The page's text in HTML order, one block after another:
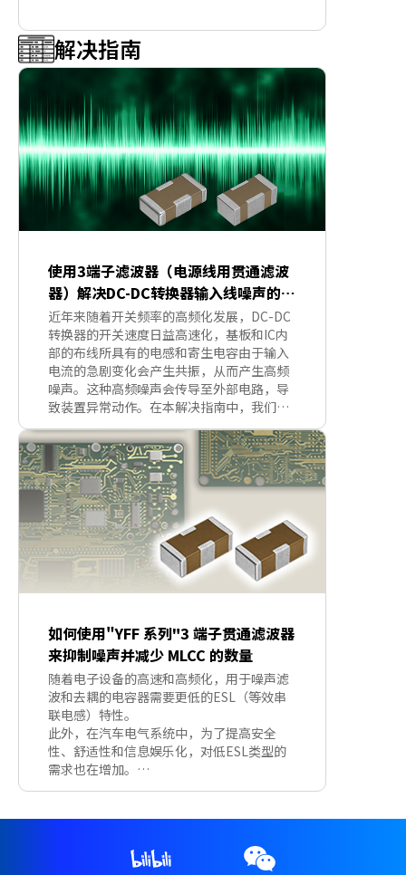
解决指南
使用3端子滤波器（电源线用贯通滤波
器）解决DC-DC转换器输入线噪声的对
策
近年来随着开关频率的高频化发展，DC-DC
转换器的开关速度日益高速化，基板和IC内
部的布线所具有的电感和寄生电容由于输入
电流的急剧变化会产生共振，从而产生高频
噪声。这种高频噪声会传导至外部电路，导
致装置异常动作。在本解决指南中，我们针
对DC-DC转换器输入侧产生的噪声，介绍了
使用3端子滤波器（电源线用贯通滤波器）的
噪声对策实例。3端子滤波器具有低ESL特
性，在噪声对策中可发挥优异的噪声抑制效
果。
如何使用"YFF 系列"3 端子贯通滤波器
来抑制噪声并减少 MLCC 的数量
随着电子设备的高速和高频化，用于噪声滤
波和去耦的电容器需要更低的ESL（等效串
联电感）特性。
此外，在汽车电气系统中，为了提高安全
性、舒适性和信息娱乐化，对低ESL类型的
需求也在增加。
本解决指南介绍了使用TDK先进的低ESL元
方案。